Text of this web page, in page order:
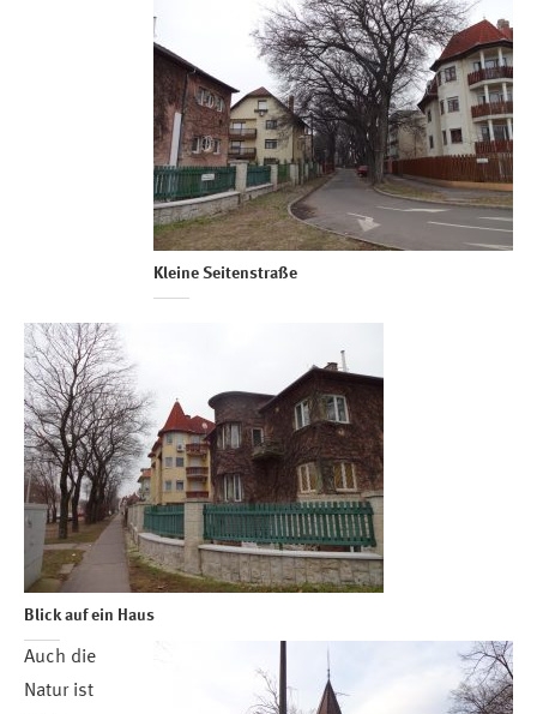
Kleine Seitenstraße
Blick auf ein Haus
Auch die
Natur ist